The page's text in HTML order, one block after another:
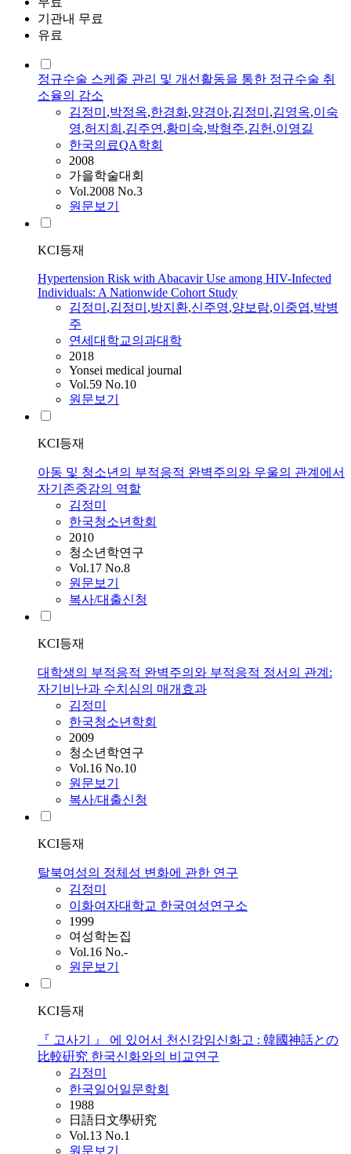
기관내 무료
유료
정규수술 스케줄 관리 및 개선활동을 통한 정규수술 취
소율의 감소
김정미 ,박정옥,한경화,양경아,김정미 ,김영옥,이숙
영,허지희 ,김주연,황미숙,박형주,김헌,이영길
한국의료QA학회
2008
가을학술대회
Vol.2008 No.3
원문보기
KCI등재
Hypertension Risk with Abacavir Use among HIV-Infected
Individuals: A Nationwide Cohort Study
김정미 ,김정미 ,방지환,신주영,양보람,이중엽,박병
주
연세대학교의과대학
2018
Yonsei medical journal
Vol.59 No.10
원문보기
KCI등재
아동 및 청소년의 부적응적 완벽주의와 우울의 관계에서
자기존중감의 역할
김정미
한국청소년학회
2010
청소년학연구
Vol.17 No.8
원문보기
복사/대출신청
KCI등재
대학생의 부적응적 완벽주의와 부적응적 정서의 관계:
자기비난과 수치심의 매개효과
김정미
한국청소년학회
2009
청소년학연구
Vol.16 No.10
원문보기
복사/대출신청
KCI등재
탈북여성의 정체성 변화에 관한 연구
김정미
이화여자대학교 한국여성연구소
1999
여성학논집
Vol.16 No.-
원문보기
KCI등재
『 고사기 』 에 있어서 천신강임신화고 : 韓國神話との
比較硏究 한국신화와의 비교연구
김정미
한국일어일문학회
1988
日語日文學硏究
Vol.13 No.1
원문보기